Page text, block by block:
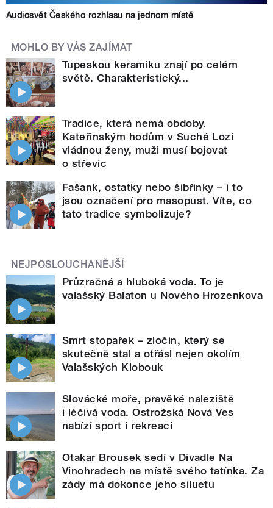
Audiosvět Českého rozhlasu na jednom místě
MOHLO BY VÁS ZAJÍMAT
Tupeskou keramiku znají po celém
světě. Charakteristický...
Tradice, která nemá obdoby.
Kateřinským hodům v Suché Lozi
vládnou ženy, muži musí bojovat
o střevíc
Fašank, ostatky nebo šibřinky – i to
jsou označení pro masopust. Víte, co
tato tradice symbolizuje?
NEJPOSLOUCHANĚJŠÍ
Průzračná a hluboká voda. To je
valašský Balaton u Nového Hrozenkova
Smrt stopařek – zločin, který se
skutečně stal a otřásl nejen okolím
Valašských Klobouk
Slovácké moře, pravěké naleziště
i léčivá voda. Ostrožská Nová Ves
nabízí sport i rekreaci
Otakar Brousek sedí v Divadle Na
Vinohradech na místě svého tatínka. Za
zády má dokonce jeho siluetu